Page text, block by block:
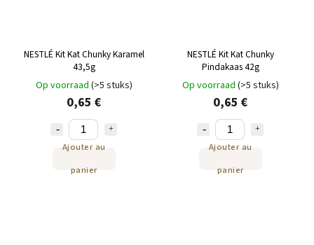
NESTLÉ Kit Kat Chunky Karamel
43,5g
Op voorraad (>5 stuks)
0,65 €
Ajouter au
panier
NESTLÉ Kit Kat Chunky
Pindakaas 42g
Op voorraad (>5 stuks)
0,65 €
Ajouter au
panier